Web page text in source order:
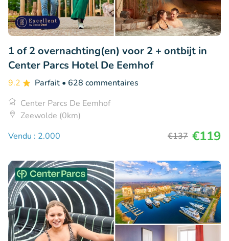
1 of 2 overnachting(en) voor 2 + ontbijt in
Center Parcs Hotel De Eemhof
9.2 Parfait • 628 commentaires
Center Parcs De Eemhof
Zeewolde (0km)
Vendu : 2.000
€137 €119